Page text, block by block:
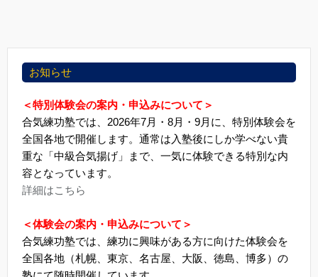
お知らせ
＜特別体験会の案内・申込みについて＞
合気練功塾では、2026年7月・8月・9月に、特別体験会を
全国各地で開催します。通常は入塾後にしか学べない貴
重な「中級合気揚げ」まで、一気に体験できる特別な内
容となっています。
詳細はこちら
＜体験会の案内・申込みについて＞
合気練功塾では、練功に興味がある方に向けた体験会を
全国各地（札幌、東京、名古屋、大阪、徳島、博多）の